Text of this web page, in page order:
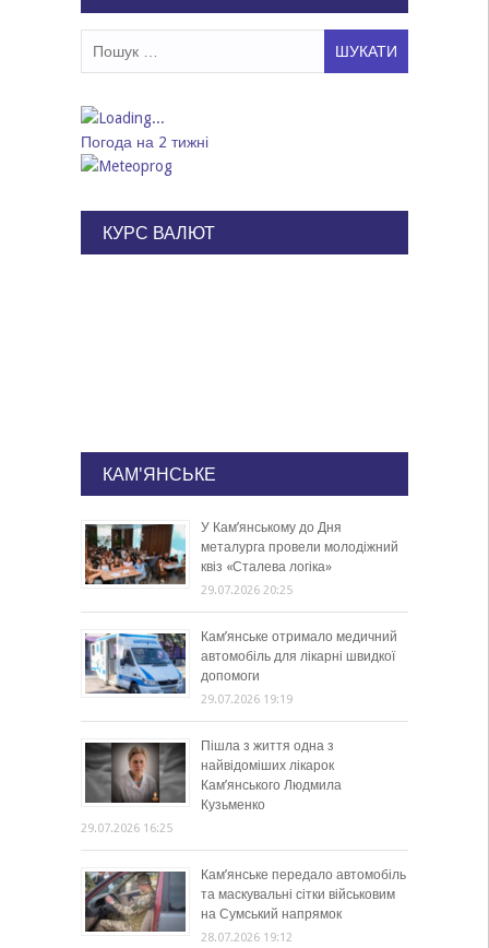
Погода на 2 тижні
КУРС ВАЛЮТ
КАМ'ЯНСЬКЕ
У Кам’янському до Дня
металурга провели молодіжний
квіз «Сталева логіка»
29.07.2026 20:25
Кам’янське отримало медичний
автомобіль для лікарні швидкої
допомоги
29.07.2026 19:19
Пішла з життя одна з
найвідоміших лікарок
Кам’янського Людмила
Кузьменко
29.07.2026 16:25
Кам’янське передало автомобіль
та маскувальні сітки військовим
на Сумський напрямок
28.07.2026 19:12